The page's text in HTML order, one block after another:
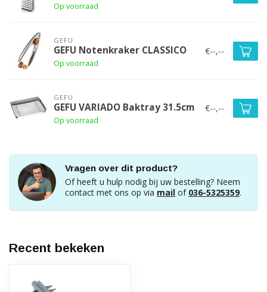
Op voorraad
GEFU
GEFU Notenkraker CLASSICO
Op voorraad
€--,--
GEFU
GEFU VARIADO Baktray 31.5cm
Op voorraad
€--,--
Vragen over dit product?
Of heeft u hulp nodig bij uw bestelling? Neem
contact met ons op via mail of 036-5325359.
Recent bekeken